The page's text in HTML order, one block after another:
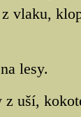
vlaku,
lesy.
uší,